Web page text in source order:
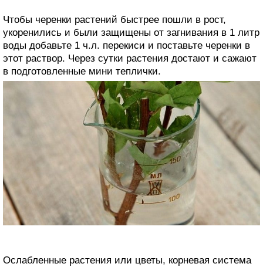
Чтобы черенки растений быстрее пошли в рост,
укоренились и были защищены от загнивания в 1 литр
воды добавьте 1 ч.л. перекиси и поставьте черенки в
этот раствор. Через сутки растения достают и сажают
в подготовленные мини теплички.
Ослабленные растения или цветы, корневая система